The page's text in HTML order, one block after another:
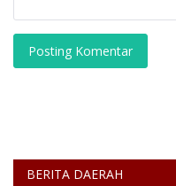
Posting Komentar
BERITA DAERAH